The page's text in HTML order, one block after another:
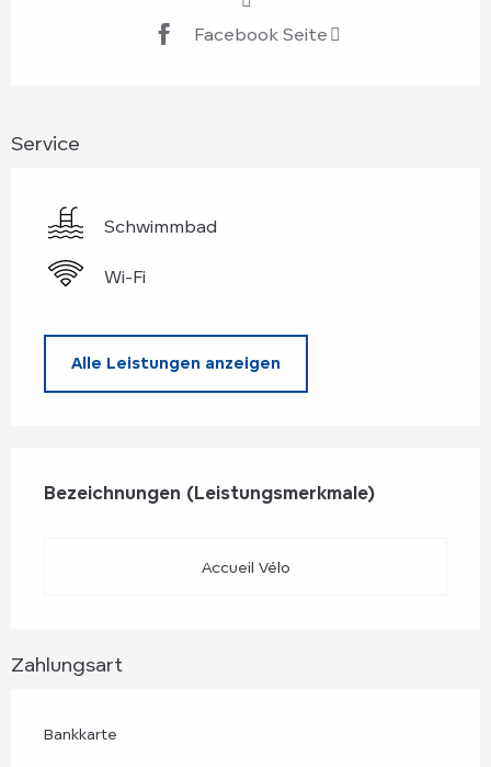
Facebook Seite
Service
Schwimmbad
Wi-Fi
Alle Leistungen anzeigen
Bezeichnungen (Leistungsmerkmale)
Bezeichnungen (Leistungsmerkmale)
Accueil Vélo
Zahlungsart
Bankkarte